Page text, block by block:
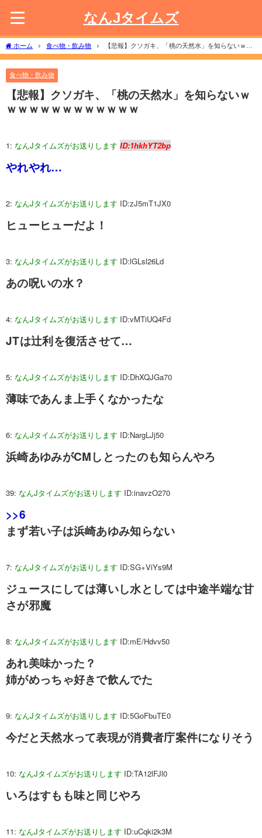
なんJタイムズ
ホーム 食べ物・飲み物
【悲報】クソガキ、「桃の天然水」を知らないｗｗ
ｗｗｗｗｗｗｗｗｗｗｗ
食べ物・飲み物
【悲報】クソガキ、「桃の天然水」を知らないｗ
ｗｗｗｗｗｗｗｗｗｗｗｗ
1: なんJタイムズがお送りします ID:1hkhYT2bp
やれやれ…
2: なんJタイムズがお送りします ID:zJ5mT1JX0
ヒューヒューだよ！
3: なんJタイムズがお送りします ID:lGLsl26Ld
あの呪いの水？
4: なんJタイムズがお送りします ID:vMTiUQ4Fd
JTは辻利を復活させて…
5: なんJタイムズがお送りします ID:DhXQJGa70
薄味であんま上手くなかったな
6: なんJタイムズがお送りします ID:NargLJj50
浜崎あゆみがCMしとったのも知らんやろ
39: なんJタイムズがお送りします ID:inavzO270
>>6
まず若い子は浜崎あゆみ知らない
7: なんJタイムズがお送りします ID:SG+ViYs9M
ジュースにしては薄いし水としては中途半端な甘
さが邪魔
8: なんJタイムズがお送りします ID:mE/Hdvv50
あれ美味かった？
姉がめっちゃ好きで飲んでた
9: なんJタイムズがお送りします ID:5GoFbuTE0
今だと天然水って表現が消費者庁案件になりそう
10: なんJタイムズがお送りします ID:TA12lFJl0
いろはすもも味と同じやろ
11: なんJタイムズがお送りします ID:uCqki2k3M